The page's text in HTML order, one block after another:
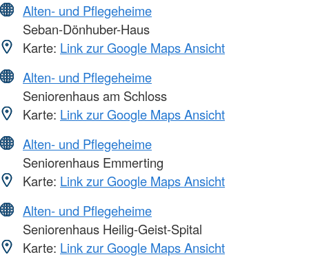
Alten- und Pflegeheime
Seban-Dönhuber-Haus
Karte: Link zur Google Maps Ansicht
Alten- und Pflegeheime
Seniorenhaus am Schloss
Karte: Link zur Google Maps Ansicht
Alten- und Pflegeheime
Seniorenhaus Emmerting
Karte: Link zur Google Maps Ansicht
Alten- und Pflegeheime
Seniorenhaus Heilig-Geist-Spital
Karte: Link zur Google Maps Ansicht